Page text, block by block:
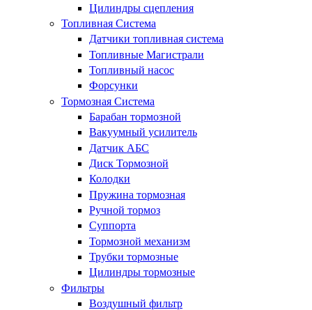
Цилиндры сцепления
Топливная Система
Датчики топливная система
Топливные Магистрали
Топливный насос
Форсунки
Тормозная Система
Барабан тормозной
Вакуумный усилитель
Датчик АБС
Диск Тормозной
Колодки
Пружина тормозная
Ручной тормоз
Суппорта
Тормозной механизм
Трубки тормозные
Цилиндры тормозные
Фильтры
Воздушный фильтр